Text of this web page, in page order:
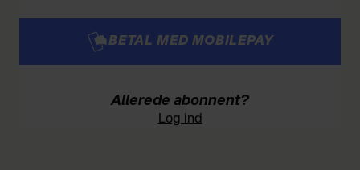
BETAL MED MOBILEPAY
Allerede abonnent?
Log ind